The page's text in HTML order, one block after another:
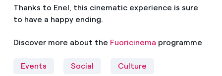
Thanks to Enel, this cinematic experience is sure
to have a happy ending.
Discover more about the Fuoricinema programme
Events Social Culture